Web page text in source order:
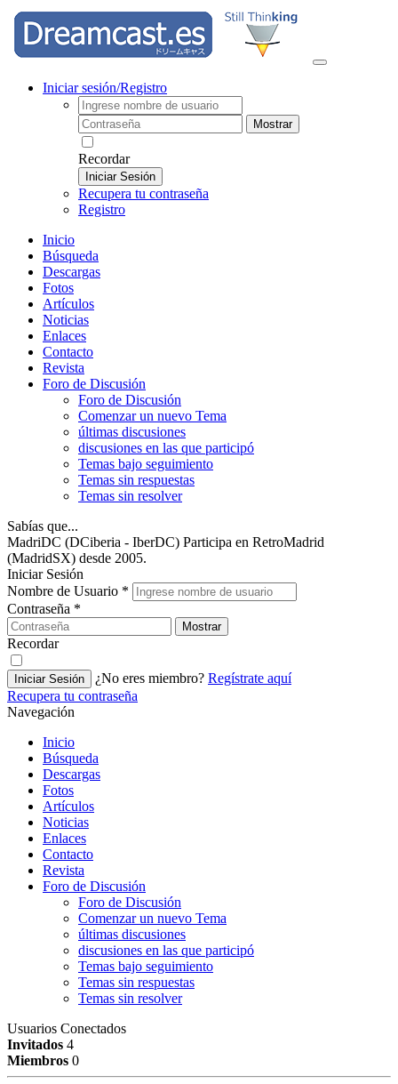
Iniciar sesión/Registro
Mostrar
Recordar
Iniciar Sesión
Recupera tu contraseña
Registro
Inicio
Búsqueda
Descargas
Fotos
Artículos
Noticias
Enlaces
Contacto
Revista
Foro de Discusión
Foro de Discusión
Comenzar un nuevo Tema
últimas discusiones
discusiones en las que participó
Temas bajo seguimiento
Temas sin respuestas
Temas sin resolver
Sabías que...
MadriDC (DCiberia - IberDC) Participa en RetroMadrid
(MadridSX) desde 2005.
Iniciar Sesión
Nombre de Usuario *
Contraseña *
Mostrar
Recordar
Iniciar Sesión ¿No eres miembro? Regístrate aquí
Recupera tu contraseña
Navegación
Inicio
Búsqueda
Descargas
Fotos
Artículos
Noticias
Enlaces
Contacto
Revista
Foro de Discusión
Foro de Discusión
Comenzar un nuevo Tema
últimas discusiones
discusiones en las que participó
Temas bajo seguimiento
Temas sin respuestas
Temas sin resolver
Usuarios Conectados
Invitados 4
Miembros 0